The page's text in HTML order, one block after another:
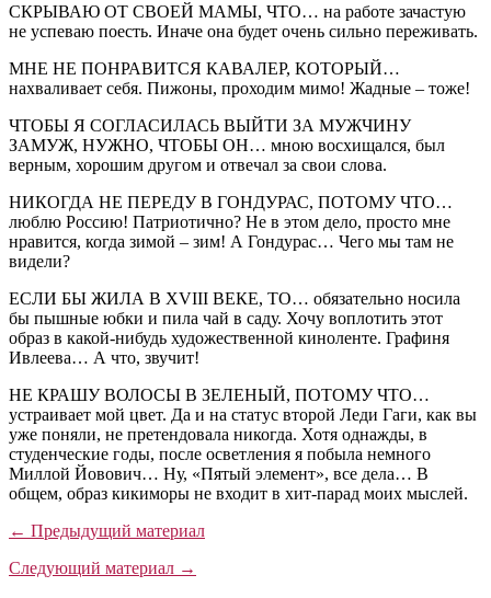
СКРЫВАЮ ОТ СВОЕЙ МАМЫ, ЧТО… на работе зачастую
не успеваю поесть. Иначе она будет очень сильно переживать.
МНЕ НЕ ПОНРАВИТСЯ КАВАЛЕР, КОТОРЫЙ…
нахваливает себя. Пижоны, проходим мимо! Жадные – тоже!
ЧТОБЫ Я СОГЛАСИЛАСЬ ВЫЙТИ ЗА МУЖЧИНУ
ЗАМУЖ, НУЖНО, ЧТОБЫ ОН… мною восхищался, был
верным, хорошим другом и отвечал за свои слова.
НИКОГДА НЕ ПЕРЕДУ В ГОНДУРАС, ПОТОМУ ЧТО…
люблю Россию! Патриотично? Не в этом дело, просто мне
нравится, когда зимой – зим! А Гондурас… Чего мы там не
видели?
ЕСЛИ БЫ ЖИЛА В XVIII ВЕКЕ, ТО… обязательно носила
бы пышные юбки и пила чай в саду. Хочу воплотить этот
образ в какой-нибудь художественной киноленте. Графиня
Ивлеева… А что, звучит!
НЕ КРАШУ ВОЛОСЫ В ЗЕЛЕНЫЙ, ПОТОМУ ЧТО…
устраивает мой цвет. Да и на статус второй Леди Гаги, как вы
уже поняли, не претендовала никогда. Хотя однажды, в
студенческие годы, после осветления я побыла немного
Миллой Йовович… Ну, «Пятый элемент», все дела… В
общем, образ кикиморы не входит в хит-парад моих мыслей.
← Предыдущий материал
Следующий материал →